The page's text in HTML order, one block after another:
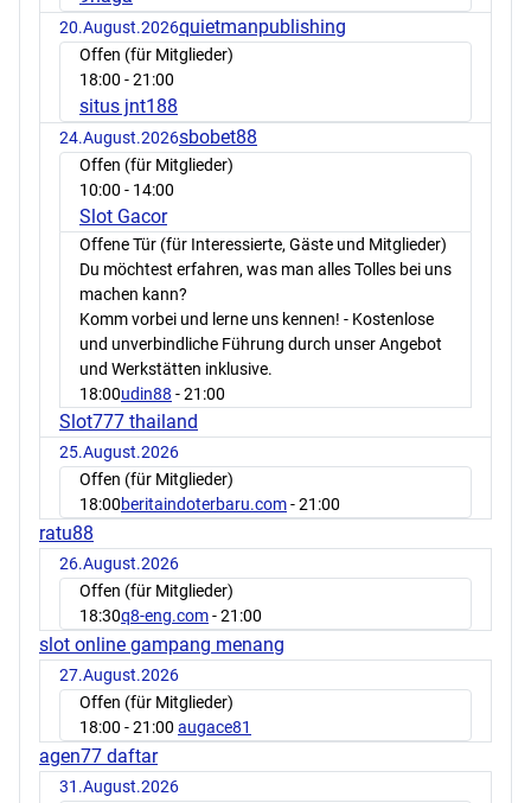
20.August.2026quietmanpublishing
Offen (für Mitglieder)
18:00 - 21:00
situs jnt188
24.August.2026sbobet88
Offen (für Mitglieder)
10:00 - 14:00
Slot Gacor
Offene Tür (für Interessierte, Gäste und Mitglieder)
Du möchtest erfahren, was man alles Tolles bei uns
machen kann?
Komm vorbei und lerne uns kennen! - Kostenlose
und unverbindliche Führung durch unser Angebot
und Werkstätten inklusive.
18:00udin88 - 21:00
Slot777 thailand
25.August.2026
Offen (für Mitglieder)
18:00beritaindoterbaru.com- 21:00
ratu88
26.August.2026
Offen (für Mitglieder)
18:30q8-eng.com- 21:00
slot online gampang menang
27.August.2026
Offen (für Mitglieder)
18:00 - 21:00 augace81
agen77 daftar
31.August.2026